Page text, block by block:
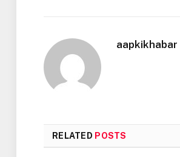
aapkikhabar
RELATED POSTS